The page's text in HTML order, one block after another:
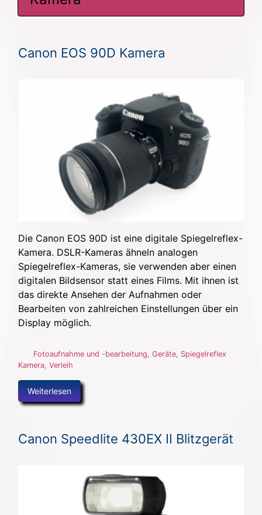
Canon EOS 90D Kamera
Die Canon EOS 90D ist eine digitale Spiegelreflex-
Kamera. DSLR-Kameras ähneln analogen
Spiegelreflex-Kameras, sie verwenden aber einen
digitalen Bildsensor statt eines Films. Mit ihnen ist
das direkte Ansehen der Aufnahmen oder
Bearbeiten von zahlreichen Einstellungen über ein
Display möglich.
Fotoaufnahme und -bearbeitung, Geräte, Spiegelreflex
Kamera, Verleih
Weiterlesen
Canon Speedlite 430EX II Blitzgerät